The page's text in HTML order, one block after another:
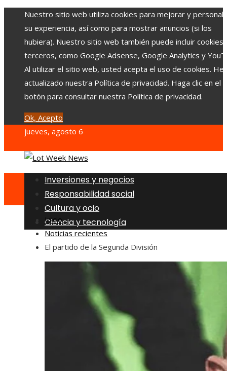
Nuestro sitio web utiliza cookies para mejorar y
su experiencia, así como para mostrar anuncios (si los
hubiera). Nuestro sitio web también puede incluir cookies
terceros, como Google Adsense, Google Analytics y
Al utilizar el sitio web, usted acepta el uso de cookies.
actualizado nuestra Política de privacidad. Haga clic en el
botón para consultar nuestra Política de privacidad.
Ok, Acepto
jueves, agosto 6
Inversiones y negocios
Responsabilidad social
Cultura y ocio
Ciencia y tecnología
Inicio
Noticias recientes
El partido de la Segunda División